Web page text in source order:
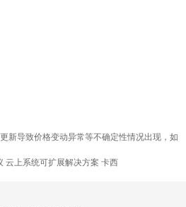
新导致价格变动异常等不确定性情况出现，如
云上系统可扩展解决方案 卡西